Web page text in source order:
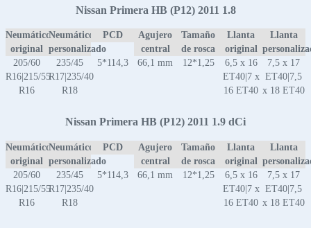
Nissan Primera HB (P12) 2011 1.8
Neumático
original
Neumático
personalizado
PCD
Agujero
central
Tamaño
de rosca
Llanta
original
Llanta
205/60
R16|215/55
R16
235/45
R17|235/40
R18
5*114,3 66,1 mm 12*1,25
6,5 x 16
ET40|7 x
16 ET40
7,5 x 17
ET40|7,5
x 18 ET40
Nissan Primera HB (P12) 2011 1.9 dCi
Neumático
original
Neumático
personalizado
PCD
Agujero
central
Tamaño
de rosca
Llanta
original
Llanta
205/60
R16|215/55
R16
235/45
R17|235/40
R18
5*114,3 66,1 mm 12*1,25
6,5 x 16
ET40|7 x
16 ET40
7,5 x 17
ET40|7,5
x 18 ET40